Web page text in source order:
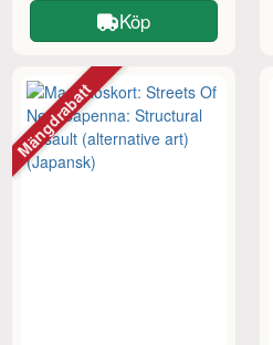
Köp
Mängdrabatt